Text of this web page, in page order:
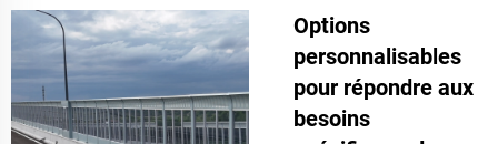
Options
personnalisables
pour répondre aux
besoins